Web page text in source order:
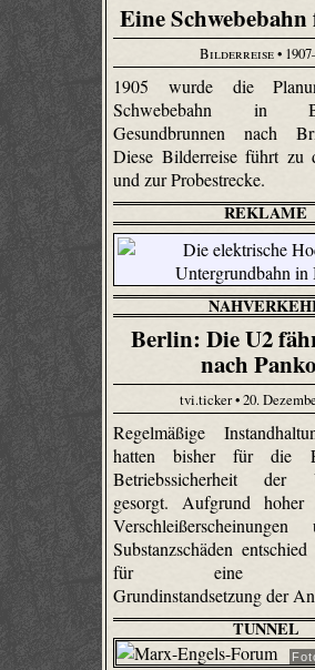
Eine
Bilderreise•
1905 wurde die
Schwebebahn in
Gesundbrunnen nach
Diese Bilderreise führt zu
und zur Probestrecke.
REKLAME
Berlin: Die U2
nach
tvi.ticker • 20.
Regelmäßige
hatten bisher für die
Betriebssicherheit der
gesorgt. Aufgrund hoher
Substanzschäden
für eine
Grundinstandsetzung der
TUNNEL